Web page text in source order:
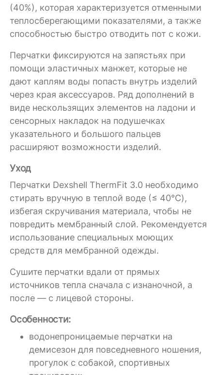
(40%), которая характеризуется отменными
теплосберегающими показателями, а также
способностью быстро отводить пот с кожи.
Перчатки фиксируются на запястьях при
помощи эластичных манжет, которые не
дают каплям воды попасть внутрь изделий
через края аксессуаров. Ряд дополнений в
виде нескользящих элементов на ладони и
сенсорных накладок на подушечках
указательного и большого пальцев
расширяют возможности изделий.
Уход
Перчатки Dexshell ThermFit 3.0 необходимо
стирать вручную в теплой воде (≤ 40°C),
избегая скручивания материала, чтобы не
повредить мембранный слой. Рекомендуется
использование специальных моющих
средств для мембранной одежды.
Сушите перчатки вдали от прямых
источников тепла сначала с изнаночной, а
после — с лицевой стороны.
Особенности:
водонепроницаемые перчатки на
демисезон для повседневного ношения,
прогулок с собакой, спортивных